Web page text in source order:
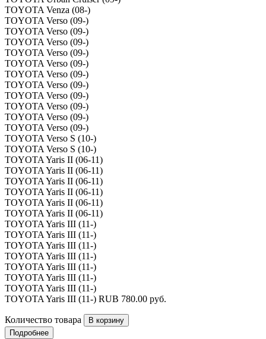
TOYOTA Venza (08-)
TOYOTA Verso (09-)
TOYOTA Verso (09-)
TOYOTA Verso (09-)
TOYOTA Verso (09-)
TOYOTA Verso (09-)
TOYOTA Verso (09-)
TOYOTA Verso (09-)
TOYOTA Verso (09-)
TOYOTA Verso (09-)
TOYOTA Verso (09-)
TOYOTA Verso (09-)
TOYOTA Verso S (10-)
TOYOTA Verso S (10-)
TOYOTA Yaris II (06-11)
TOYOTA Yaris II (06-11)
TOYOTA Yaris II (06-11)
TOYOTA Yaris II (06-11)
TOYOTA Yaris II (06-11)
TOYOTA Yaris II (06-11)
TOYOTA Yaris III (11-)
TOYOTA Yaris III (11-)
TOYOTA Yaris III (11-)
TOYOTA Yaris III (11-)
TOYOTA Yaris III (11-)
TOYOTA Yaris III (11-)
TOYOTA Yaris III (11-)
TOYOTA Yaris III (11-) RUB 780.00 руб.
Количество товара
Подробнее